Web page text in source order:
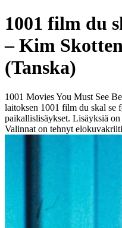
1001 film du
– Kim
(Tanska)
1001 Movies You Must See
laitoksen 1001 film du skal se
paikallislisäykset. Lisäyksiä
Valinnat on tehnyt